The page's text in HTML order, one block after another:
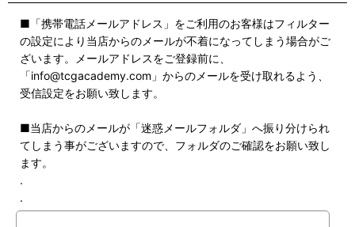
■「携帯電話メールアドレス」をご利用のお客様はフィルター
の設定により当店からのメールが不着になってしまう場合がご
ざいます。メールアドレスをご登録前に、
「info@tcgacademy.com」からのメールを受け取れるよう、
受信設定をお願い致します。
■当店からのメールが「迷惑メールフォルダ」へ振り分けられ
てしまう事がございますので、フォルダのご確認をお願い致し
ます。
.
.